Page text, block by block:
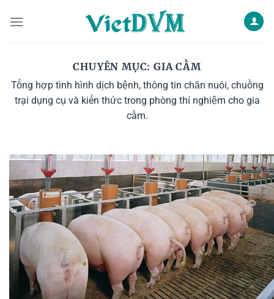
CHUYÊN MỤC: GIA CẦM
Tổng hợp tình hình dịch bệnh, thông tin chăn nuôi, chuồng
trại dụng cụ và kiến thức trong phòng thí nghiệm cho gia
cầm.